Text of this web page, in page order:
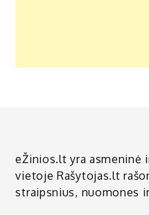
eŽinios.lt yra asmeninė
vietoje Rašytojas.lt
straipsnius, nuomones